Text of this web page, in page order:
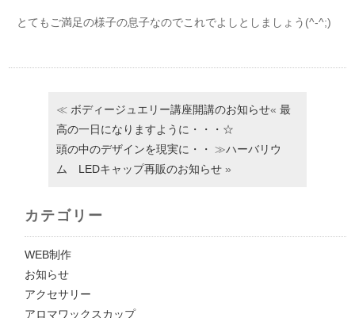
とてもご満足の様子の息子なのでこれでよしとしましょう(^-^;)
≪ ボディージュエリー講座開講のお知らせ«最
高の一日になりますように・・・☆
頭の中のデザインを現実に・・ ≫ハーバリウ
ム LEDキャップ再販のお知らせ »
カテゴリー
WEB制作
お知らせ
アクセサリー
アロマワックスカップ